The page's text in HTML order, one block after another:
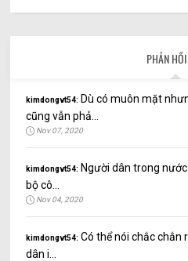
PHẢN
kimdongvt54: Dù có muôn mặt
cũng vẫn phả...
Nov 07, 2020
kimdongvt54: Người dân trong
bộ cô...
Nov 04, 2020
kimdongvt54: Có thể nói chắc chắn
dân i...